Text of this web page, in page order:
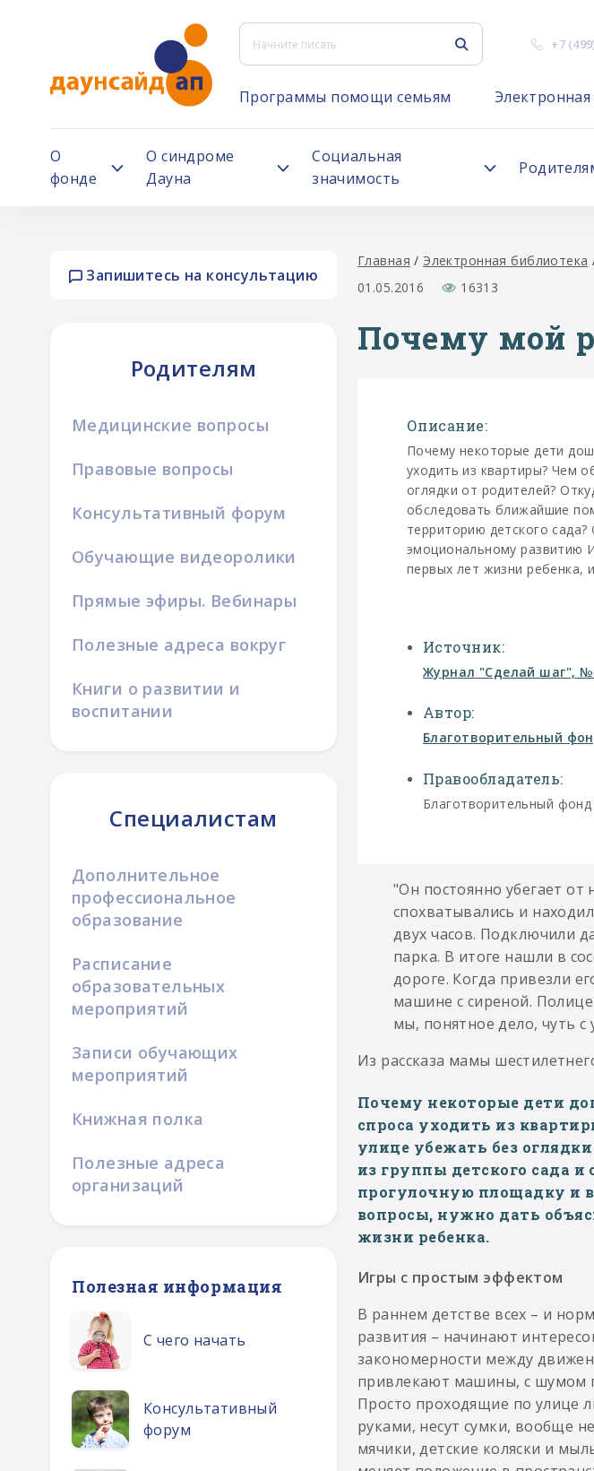
+7
Программы помощи семьям
О
фонде
О синдроме
Дауна
Социальная
значимость
Запишитесь на консультацию
Родителям
Медицинские вопросы
Правовые вопросы
Консультативный форум
Обучающие видеоролики
Прямые эфиры. Вебинары
Полезные адреса вокруг
Книги о развитии и
воспитании
Специалистам
Дополнительное
профессиональное
образование
Расписание
образовательных
мероприятий
Записи обучающих
мероприятий
Книжная полка
Полезные адреса
организаций
Полезная информация
С чего начать
Консультативный
форум
Главная / Электронная библиотека
01.05.2016
16313
Почему мой
Описание:
Почему некоторые дети
уходить из квартиры? Чем
оглядки от родителей?
обследовать ближайшие
территорию детского
эмоциональному развитию
первых лет жизни ребенка,
Источник:
Журнал "Сделай шаг", №
Автор:
Благотворительный
Правообладатель:
Благотворительный
"Он постоянно убегает от
спохватывались и
двух часов. Подключили
парка. В итоге нашли в
дороге. Когда привезли
машине с сиреной.
мы, понятное дело, чуть с
Из рассказа мамы
Почему некоторые дети
спроса уходить из
улице убежать без
из группы детского сада
прогулочную площадку и
вопросы, нужно дать
жизни ребенка.
Игры с простым эффектом
В раннем детстве всех – и
развития – начинают
закономерности между
привлекают машины, с шумом
Просто проходящие по улице
руками, несут сумки, вообще
мячики, детские коляски и